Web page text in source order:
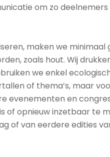
om zo
maken we minimaal
zoals hout. Wij
we enkel
of thema’s, maar
en
of opnieuw inzetbaar te
of van eerdere edities